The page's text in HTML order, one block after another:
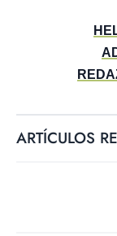
ARTÍCULOS